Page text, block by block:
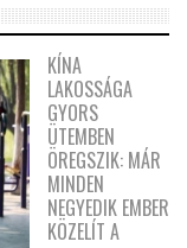
KÍNA
LAKOSSÁGA
GYORS
ÜTEMBEN
ÖREGSZIK: MÁR
MINDEN
NEGYEDIK EMBER
KÖZELÍT A